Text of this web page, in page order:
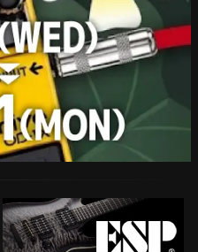
ESP Guitars